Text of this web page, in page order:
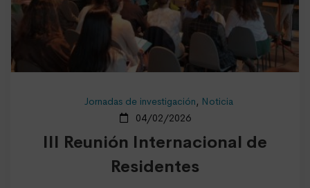
Jornadas de investigación, Noticia
04/02/2026
III Reunión Internacional de
Residentes